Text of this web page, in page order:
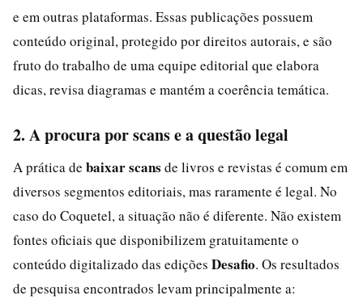
e em outras plataformas. Essas publicações possuem
conteúdo original, protegido por direitos autorais, e são
fruto do trabalho de uma equipe editorial que elabora
dicas, revisa diagramas e mantém a coerência temática.
2. A procura por scans e a questão legal
A prática de baixar scans de livros e revistas é comum em
diversos segmentos editoriais, mas raramente é legal. No
caso do Coquetel, a situação não é diferente. Não existem
fontes oficiais que disponibilizem gratuitamente o
conteúdo digitalizado das edições Desafio. Os resultados
de pesquisa encontrados levam principalmente a: